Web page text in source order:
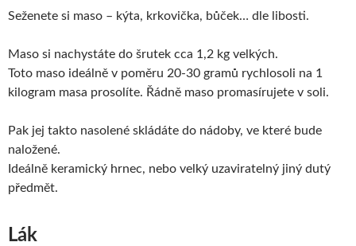
Seženete si maso – kýta, krkovička, bůček… dle libosti.
Maso si nachystáte do šrutek cca 1,2 kg velkých.
Toto maso ideálně v poměru 20-30 gramů rychlosoli na 1
kilogram masa prosolíte. Řádně maso promasírujete v soli.
Pak jej takto nasolené skládáte do nádoby, ve které bude
naložené.
Ideálně keramický hrnec, nebo velký uzaviratelný jiný dutý
předmět.
Lák